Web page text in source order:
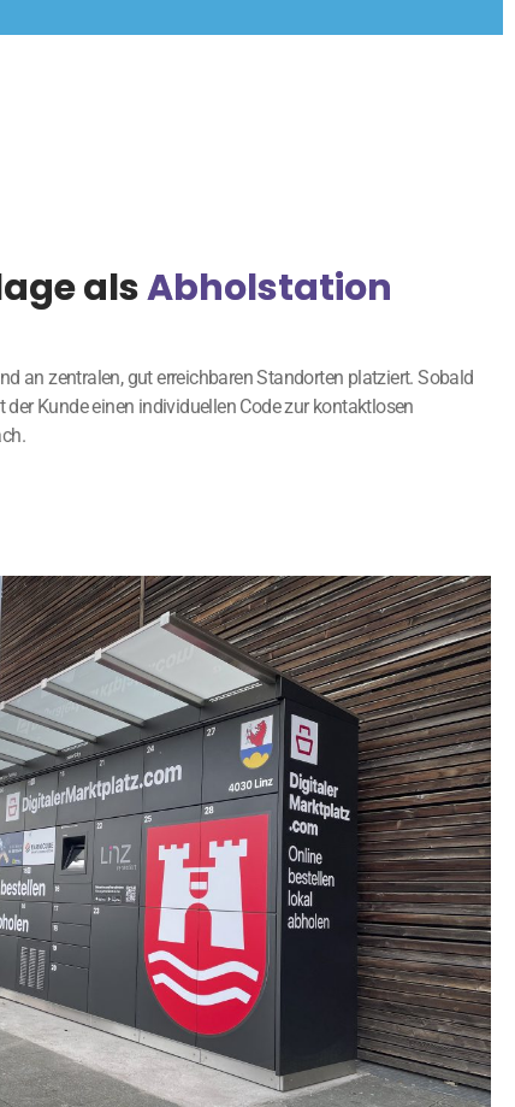
alsAbholstation
an zentralen, gut erreichbaren Standorten platziert. Sobald
Kunde einen individuellen Code zur kontaktlosen